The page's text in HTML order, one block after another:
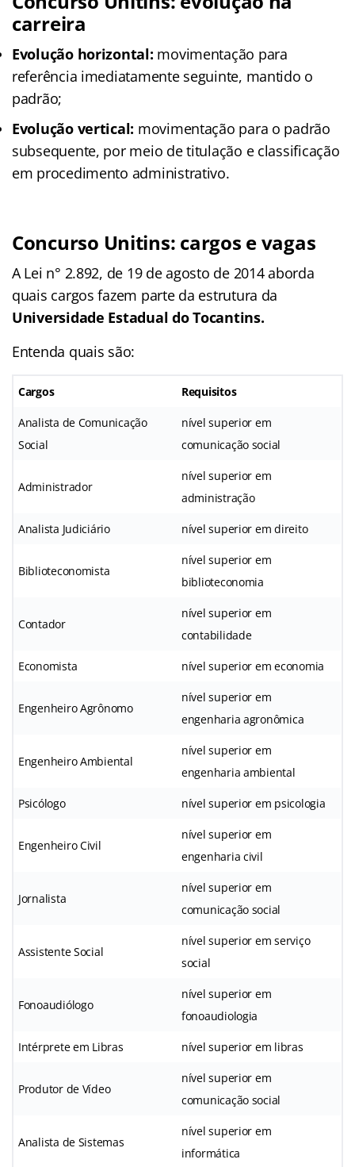
carreira
Evolução horizontal: movimentação para
referência imediatamente seguinte, mantido o
padrão;
Evolução vertical: movimentação para o padrão
subsequente, por meio de titulação e classificação
em procedimento administrativo.
Concurso Unitins: cargos e vagas
A Lei n° 2.892, de 19 de agosto de 2014 aborda
quais cargos fazem parte da estrutura da
Universidade Estadual do Tocantins.
Entenda quais são:
Cargos Requisitos
Analista de Comunicação
Social
nível superior em
comunicação social
Administrador
nível superior em
administração
Analista Judiciário nível superior em direito
Biblioteconomista
nível superior em
biblioteconomia
Contador
nível superior em
contabilidade
Economista nível superior em economia
Engenheiro Agrônomo
nível superior em
engenharia agronômica
Engenheiro Ambiental
nível superior em
engenharia ambiental
Psicólogo nível superior em psicologia
Engenheiro Civil
nível superior em
engenharia civil
Jornalista
nível superior em
comunicação social
Assistente Social
nível superior em serviço
social
Fonoaudiólogo
nível superior em
fonoaudiologia
Intérprete em Libras nível superior em libras
Produtor de Vídeo
nível superior em
comunicação social
Analista de Sistemas
nível superior em
informática